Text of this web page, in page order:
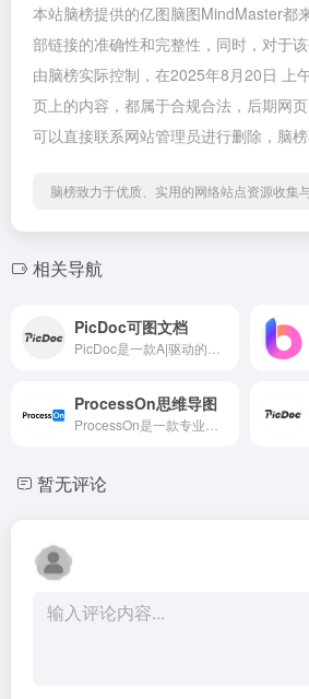
本站脑榜提供的亿图脑图MindMaster都
部链接的准确性和完整性，同时，对于
由脑榜实际控制，在2025年8月20日 上
页上的内容，都属于合规合法，后期网
可以直接联系网站管理员进行删除，脑榜
脑榜致力于优质、实用的网络站点资源收集
相关导航
PicDoc可图文档
ProcessOn思维导图
暂无评论